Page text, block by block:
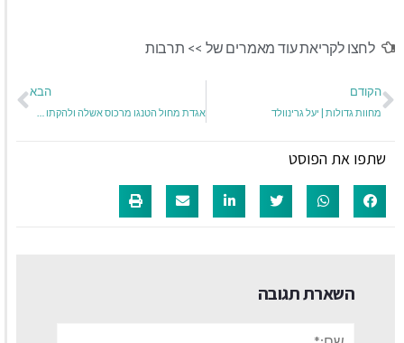
לחצו לקריאת עוד מאמרים של >> תרבות
הקודם
מחוות גדולות | יעל גרינוולד
הבא
שתפו את הפוסט
השארת תגובה